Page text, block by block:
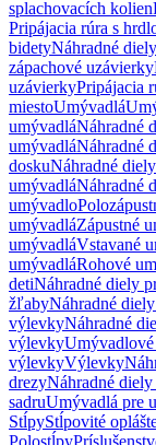
splachovacích kolien
Pripájacia rúra s
bidetyNáhradné
zápachové uzávierky
uzávierkyPripájacia
miestoUmývadlá
umývadláNáhradné
umývadláNáhradné
doskuNáhradné
umývadláNáhradné
umývadlo
umývadláZápustné
umývadláVstavané
umývadláRohové
detiNáhradné diely
žľabyNáhradné
výlevkyNáhradné
výlevky
výlevkyVýlevky
drezyNáhradné
sadruUmývadlá pre
StĺpyStĺpovité
Polostĺpy